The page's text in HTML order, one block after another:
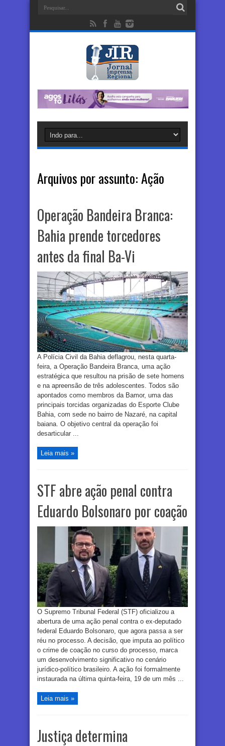
Arquivos por assunto:Ação
Operação Bandeira Branca:
Bahia prende torcedores
antes da final Ba-Vi
A Polícia Civil da Bahia deflagrou, nesta quarta-
feira, a Operação Bandeira Branca, uma ação
estratégica que resultou na prisão de sete homens
e na apreensão de três adolescentes. Todos são
apontados como membros da Bamor, uma das
principais torcidas organizadas do Esporte Clube
Bahia, com sede no bairro de Nazaré, na capital
baiana. O objetivo central da operação foi
desarticular ...
Leia mais »
STF abre ação penal contra
Eduardo Bolsonaro por coação
O Supremo Tribunal Federal (STF) oficializou a
abertura de uma ação penal contra o ex-deputado
federal Eduardo Bolsonaro, que agora passa a ser
réu no processo. A decisão, que imputa ao político
o crime de coação no curso do processo, marca
um desenvolvimento significativo no cenário
jurídico-político brasileiro. A ação foi formalmente
instaurada na última quinta-feira, 19 de um mês ...
Leia mais »
Justiça determina